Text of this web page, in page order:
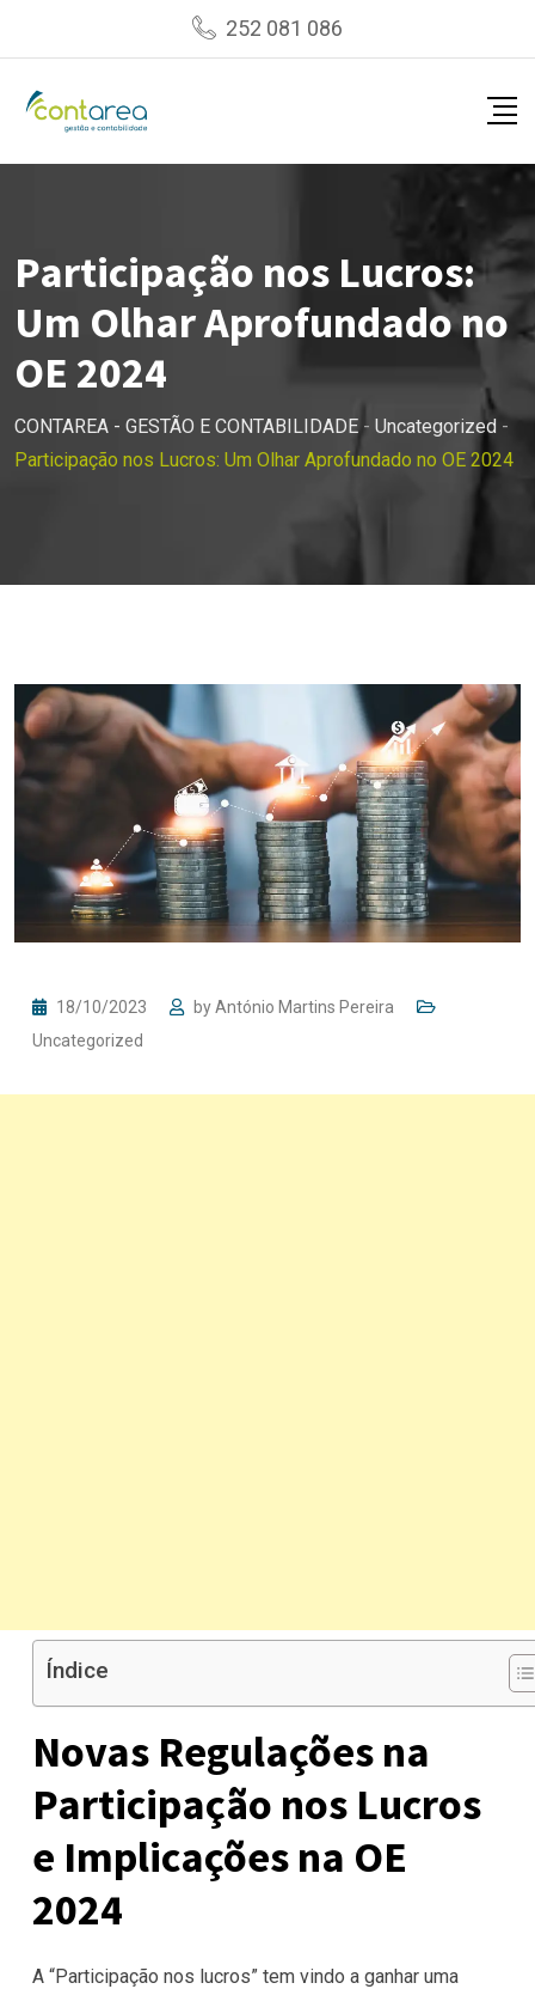
252 081 086
Participação nos Lucros:
Um Olhar Aprofundado no
OE 2024
CONTAREA - GESTÃO E CONTABILIDADE - Uncategorized -
Participação nos Lucros: Um Olhar Aprofundado no OE 2024
18/10/2023 byAntónio Martins Pereira
Uncategorized
Índice
Novas Regulações na
Participação nos Lucros
e Implicações na OE
2024
A “Participação nos lucros” tem vindo a ganhar uma